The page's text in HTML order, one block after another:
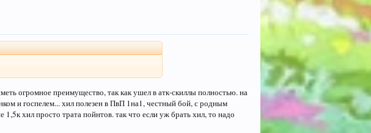
огромное преимущество, так как ушел в атк-скиллы полностью. на
и госпелем... хил полезен в ПвП 1на1, честный бой, с родным
хил просто трата пойнтов. так что если уж брать хил, то надо